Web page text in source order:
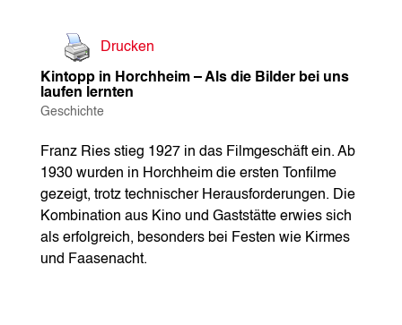
Drucken
Kintopp in Horchheim – Als die Bilder bei uns
laufen lernten
Geschichte
Franz Ries stieg 1927 in das Filmgeschäft ein. Ab
1930 wurden in Horchheim die ersten Tonfilme
gezeigt, trotz technischer Herausforderungen. Die
Kombination aus Kino und Gaststätte erwies sich
als erfolgreich, besonders bei Festen wie Kirmes
und Faasenacht.